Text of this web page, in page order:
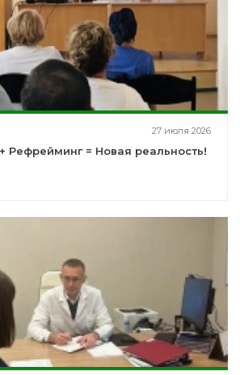
27 июля 2026
Рефрейминг = Новая реальность!